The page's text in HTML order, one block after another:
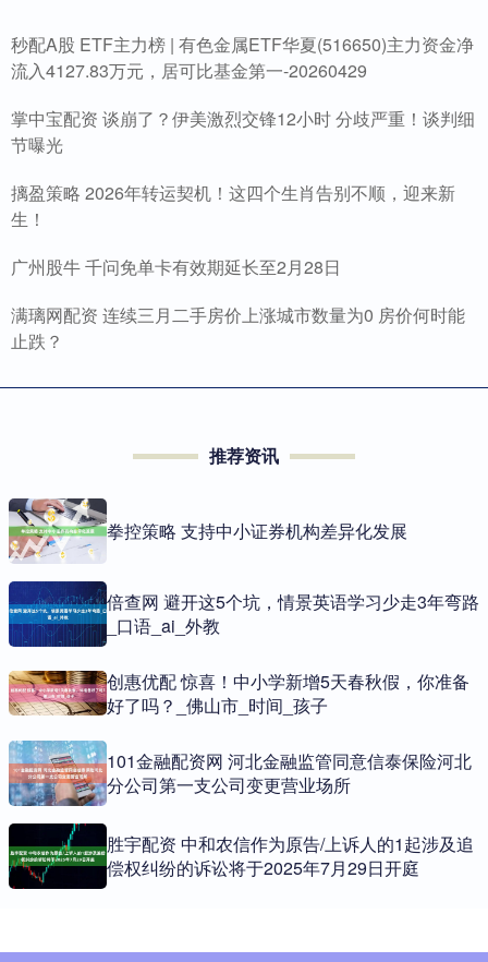
秒配A股 ETF主力榜 | 有色金属ETF华夏(516650)主力资金净
流入4127.83万元，居可比基金第一-20260429
掌中宝配资 谈崩了？伊美激烈交锋12小时 分歧严重！谈判细
节曝光
摛盈策略 2026年转运契机！这四个生肖告别不顺，迎来新
生！
广州股牛 千问免单卡有效期延长至2月28日
满璃网配资 连续三月二手房价上涨城市数量为0 房价何时能
止跌？
推荐资讯
拳控策略 支持中小证券机构差异化发展
倍查网 避开这5个坑，情景英语学习少走3年弯路
_口语_ai_外教
创惠优配 惊喜！中小学新增5天春秋假，你准备
好了吗？_佛山市_时间_孩子
101金融配资网 河北金融监管同意信泰保险河北
分公司第一支公司变更营业场所
胜宇配资 中和农信作为原告/上诉人的1起涉及追
偿权纠纷的诉讼将于2025年7月29日开庭